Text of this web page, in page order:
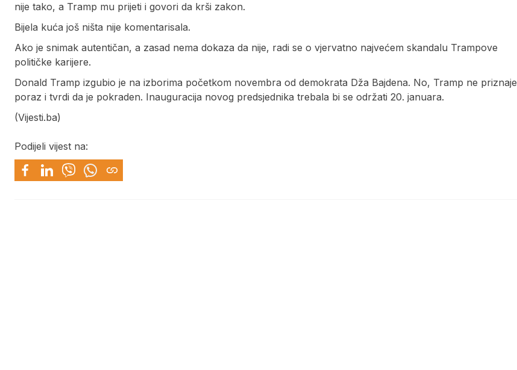
nije tako, a Tramp mu prijeti i govori da krši zakon.
Bijela kuća još ništa nije komentarisala.
Ako je snimak autentičan, a zasad nema dokaza da nije, radi se o vjervatno najvećem skandalu Trampove
političke karijere.
Donald Tramp izgubio je na izborima početkom novembra od demokrata Dža Bajdena. No, Tramp ne priznaje
poraz i tvrdi da je pokraden. Inauguracija novog predsjednika trebala bi se održati 20. januara.
(Vijesti.ba)
Podijeli vijest na: